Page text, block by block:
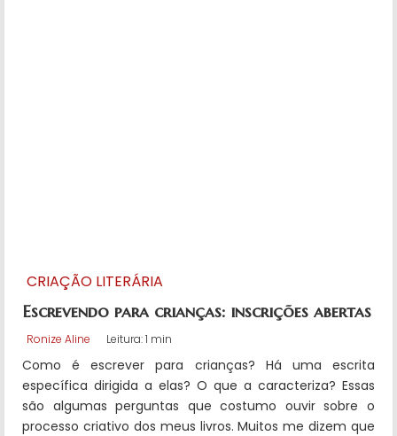
CRIAÇÃO LITERÁRIA
Escrevendo para crianças: inscrições abertas
Ronize Aline Leitura: 1 min
Como é escrever para crianças? Há uma escrita
específica dirigida a elas? O que a caracteriza? Essas
são algumas perguntas que costumo ouvir sobre o
processo criativo dos meus livros. Muitos me dizem que